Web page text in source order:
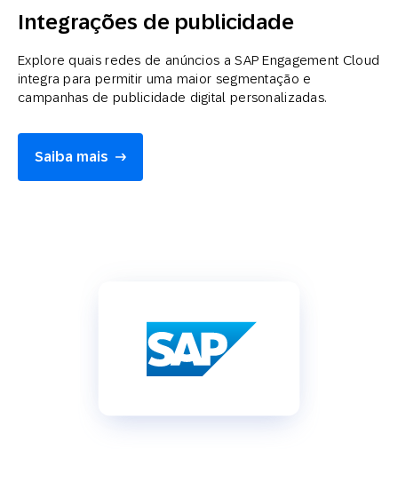
Integrações de publicidade
Explore quais redes de anúncios a SAP Engagement Cloud
integra para permitir uma maior segmentação e
campanhas de publicidade digital personalizadas.
Saiba mais